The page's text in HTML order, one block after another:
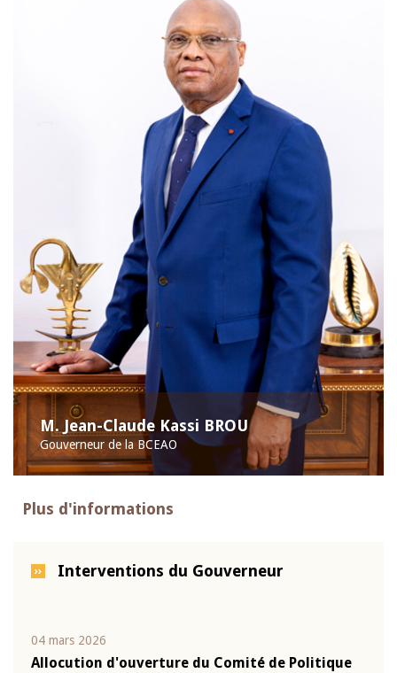
M. Jean-Claude Kassi BROU
Gouverneur de la BCEAO
Plus d'informations
Interventions du Gouverneur
04 mars 2026
Allocution d'ouverture du Comité de Politique